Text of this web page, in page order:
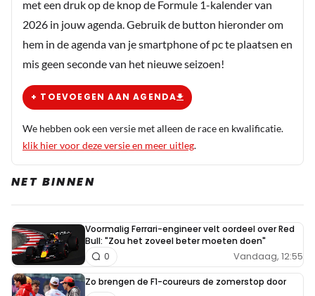
met een druk op de knop de Formule 1-kalender van
2026 in jouw agenda. Gebruik de button hieronder om
hem in de agenda van je smartphone of pc te plaatsen en
mis geen seconde van het nieuwe seizoen!
+ TOEVOEGEN AAN AGENDA
We hebben ook een versie met alleen de race en kwalificatie.
klik hier voor deze versie en meer uitleg.
NET BINNEN
Voormalig Ferrari-engineer velt oordeel over Red
Bull: "Zou het zoveel beter moeten doen"
Vandaag, 12:55
0
Zo brengen de F1-coureurs de zomerstop door